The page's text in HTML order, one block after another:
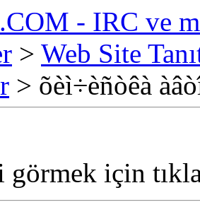
- IRC ve
> Web Site
> õèì÷èñòêà
için